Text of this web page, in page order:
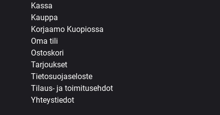
Kassa
Kauppa
Korjaamo Kuopiossa
Oma tili
Ostoskori
Tarjoukset
Tietosuojaseloste
Tilaus- ja toimitusehdot
Yhteystiedot